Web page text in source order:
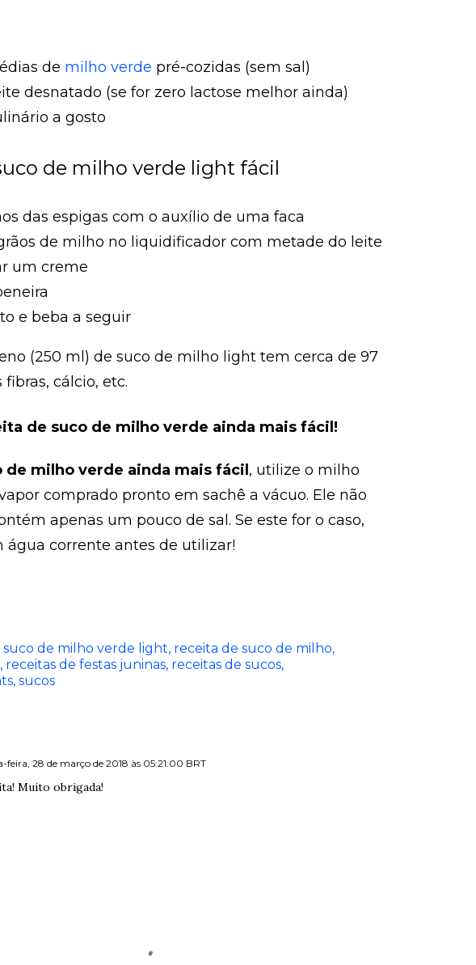
de milho verde pré-cozidas (sem sal)
desnatado (se for zero lactose melhor ainda)
a gosto
de milho verde light fácil
das espigas com o auxílio de uma faca
de milho no liquidificador com metade do leite
um creme
e beba a seguir
(250 ml) de suco de milho light tem cerca de 97
cálcio, etc.
de suco de milho verde ainda mais fácil!
de milho verde ainda mais fácil , utilize o milho
comprado pronto em sachê a vácuo. Ele não
apenas um pouco de sal. Se este for o caso,
água corrente antes de utilizar!
suco de milho verde light receita de suco de milho
receitas de festas juninas receitas de sucos
sucos
feira, 28 de março de 2018 às 05:21:00 BRT
Muito obrigada!